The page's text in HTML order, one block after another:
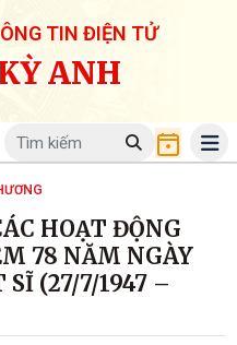
TIN ĐIỆN TỬ
ANH
HOẠT ĐỘNG
78 NĂM NGÀY
(27/7/1947 –